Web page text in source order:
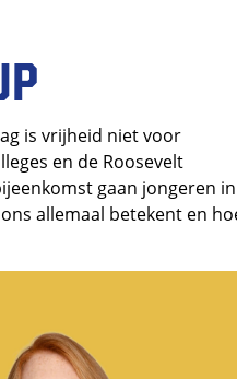
is vrijheid niet voor
en de Roosevelt
gaan jongeren in
allemaal betekent en